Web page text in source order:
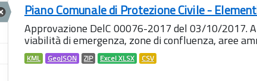
Piano Comunale di Protezione Civile -
Approvazione DelC 00076-2017 del 03/10/2017.
viabilità di emergenza, zone di confluenza, aree
KML GeoJSON ZIP Excel XLSX CSV